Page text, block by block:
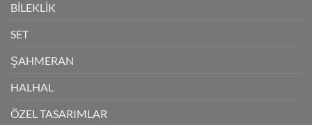
BİLEKLİK
SET
ŞAHMERAN
HALHAL
ÖZEL TASARIMLAR